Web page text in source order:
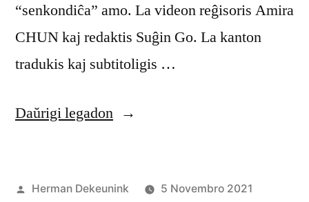
“senkondiĉa” amo. La videon reĝisoris Amira
CHUN kaj redaktis Suĝin Go. La kanton
tradukis kaj subtitoligis …
Daŭrigi legadon“kunkantu:
senkondiĉa
Afiŝita
Herman Dekeunink
5 Novembro 2021